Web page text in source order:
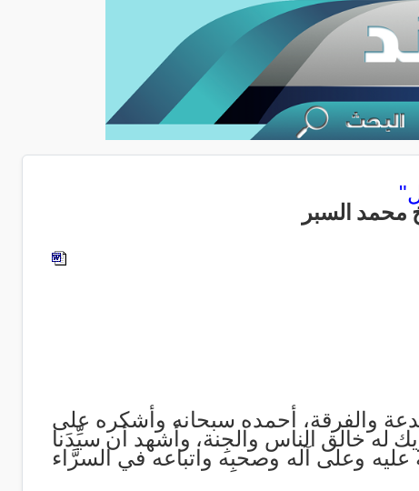
والفرقة، أحمده سبحانه وأشكره على
له خالق الناس والجِنة، وأشهد أن سيِّدَنا
عليه وعلى آله وصحبِه واتباعه في السرَّاء